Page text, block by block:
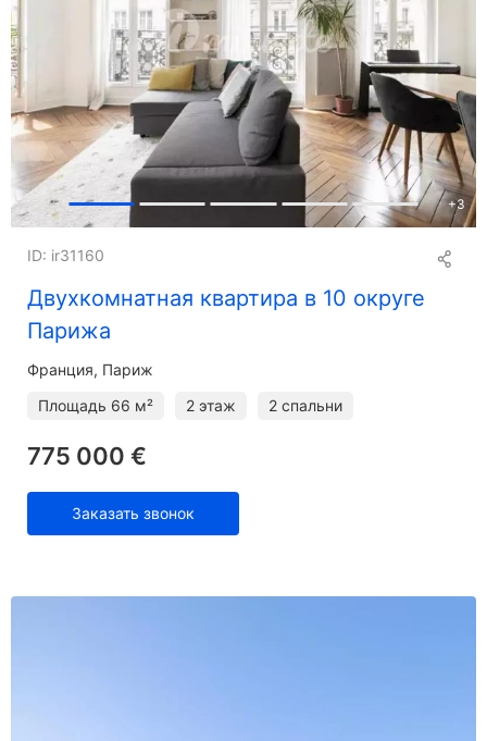
+3
Двухкомнатная квартира в 10 округе
Парижа
ID: ir31160
Франция, Париж
Площадь 66 м² 2 этаж 2 спальни
775 000 €
Заказать звонок